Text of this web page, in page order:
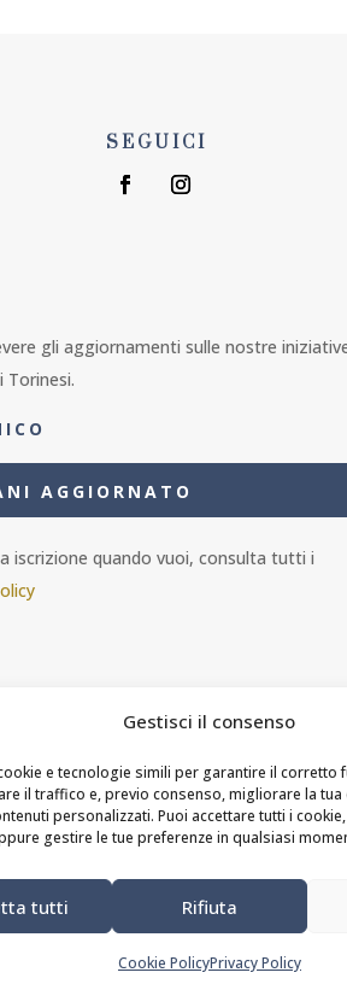
Gestisci il consenso
e tecnologie simili per garantire il corretto
il traffico e, previo consenso, migliorare la tua
personalizzati. Puoi accettare tutti i
gestire le tue preferenze in qualsiasi
tutti Rifiuta
Cookie PolicyPrivacy Policy
ORGANIZZA EVENTO
SEGUICI
gli aggiornamenti sulle nostre
AGGIORNATO
iscrizione quando vuoi, consulta tutti i